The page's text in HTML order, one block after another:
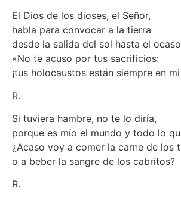
El Dios de los dioses, el Señor,
habla para convocar a la tierra
desde la salida del sol hasta el
«No te acuso por tus sacrificios:
¡tus holocaustos están siempre en
R.
Si tuviera hambre, no te lo diría,
porque es mío el mundo y todo lo
¿Acaso voy a comer la carne de los
o a beber la sangre de los cabritos?
R.